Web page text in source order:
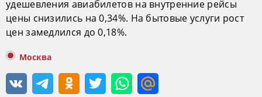
удешевления авиабилетов на внутренние рейсы
цены снизились на 0,34%. На бытовые услуги рост
цен замедлился до 0,18%.
Москва